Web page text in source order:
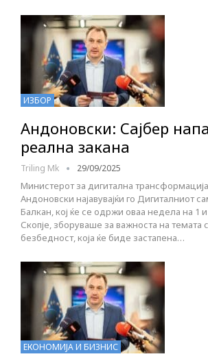
ИЗБОР
Андоновски: Сајбер
реална закана
Triling Mk 29/09/2025
Министерот за дигитална
Андоновски најавувајќи го Дигиталниот
Балкан, кој ќе се одржи оваа недела на 1
Скопје, зборуваше за важноста на темата
безбедност, која ќе биде застапена…
ЕКОНОМИЈА И БИЗНИС